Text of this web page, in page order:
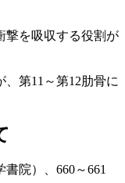
撃を吸収する役割が
、第11～第12肋骨に
書院）、660～661